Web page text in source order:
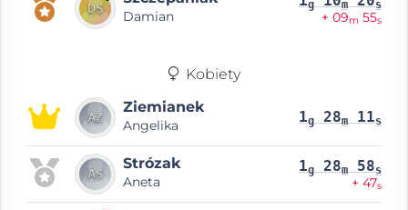
Damian
g m s
+ 09m 55s
Kobiety
Ziemianek
Angelika 1g 28m 11s
Strózak
Aneta
1g 28m 58s
+ 47s